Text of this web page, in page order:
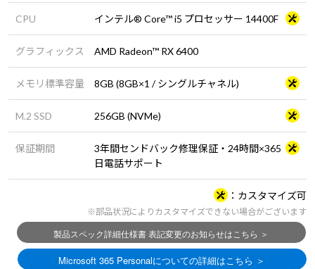
CPU インテル® Core™ i5 プロセッサー 14400F
グラフィックス AMD Radeon™ RX 6400
メモリ標準容量 8GB (8GB×1 / シングルチャネル)
M.2 SSD 256GB (NVMe)
保証期間
3年間センドバック修理保証・24時間×365
日電話サポート
カスタマイズ可
※部品状況によりカスタマイズできない場合がございます